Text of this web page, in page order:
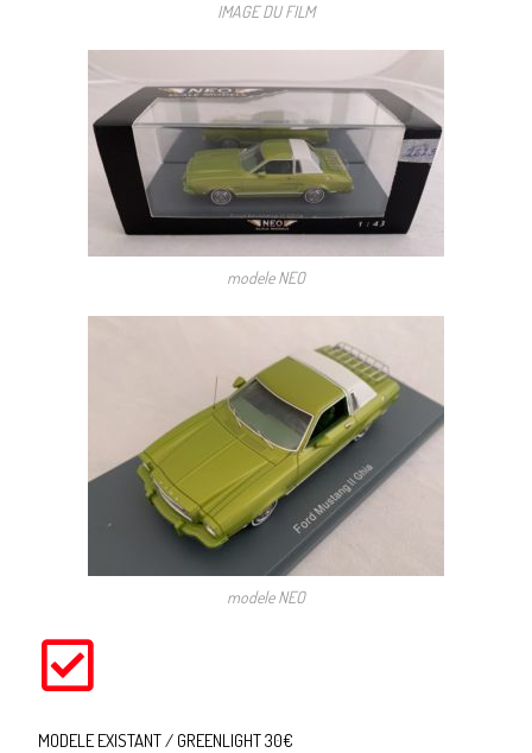
IMAGE DU FILM
modele NEO
modele NEO
MODELE EXISTANT / GREENLIGHT 30€